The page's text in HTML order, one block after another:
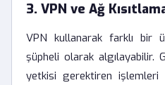
3. VPN ve Ağ
VPN kullanarak farklı bir
şüpheli olarak
yetkisi gerektiren işlemleri